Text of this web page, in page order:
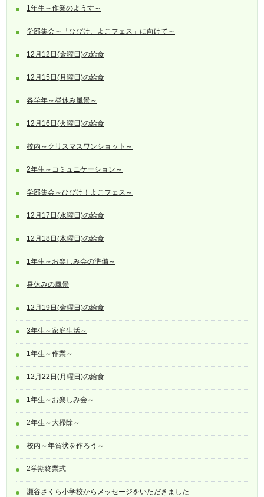
1年生～作業のようす～
学部集会～「ひびけ、よこフェス」に向けて～
12月12日(金曜日)の給食
12月15日(月曜日)の給食
各学年～昼休み風景～
12月16日(火曜日)の給食
校内～クリスマスワンショット～
2年生～コミュニケーション～
学部集会～ひびけ！よこフェス～
12月17日(水曜日)の給食
12月18日(木曜日)の給食
1年生～お楽しみ会の準備～
昼休みの風景
12月19日(金曜日)の給食
3年生～家庭生活～
1年生～作業～
12月22日(月曜日)の給食
1年生～お楽しみ会～
2年生～大掃除～
校内～年賀状を作ろう～
2学期終業式
瀬谷さくら小学校からメッセージをいただきました